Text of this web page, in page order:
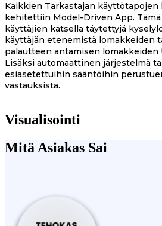
Kaikkien Tarkastajan käyttötapojen
kehitettiin Model-Driven App. Tämä
käyttäjien katsella täytettyjä
käyttäjän etenemistä lomakkeiden
palautteen antamisen lomakkeiden
Lisäksi automaattinen järjestelmä
esiasetettuihin sääntöihin
vastauksista.
Visualisointi
Mitä Asiakas Sai